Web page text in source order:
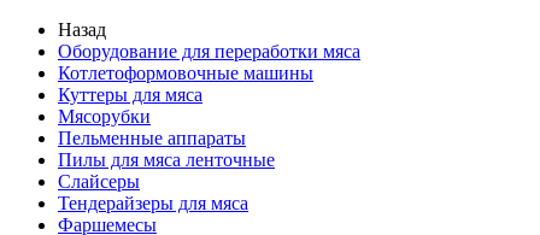
Назад
Оборудование для переработки мяса
Котлетоформовочные машины
Куттеры для мяса
Мясорубки
Пельменные аппараты
Пилы для мяса ленточные
Слайсеры
Тендерайзеры для мяса
Фаршемесы